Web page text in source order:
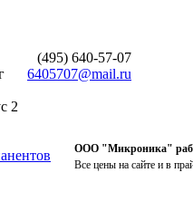
2
(495) 640-57-07
6405707@mail.ru
ООО "Микроника"
Все цены на сайте и в